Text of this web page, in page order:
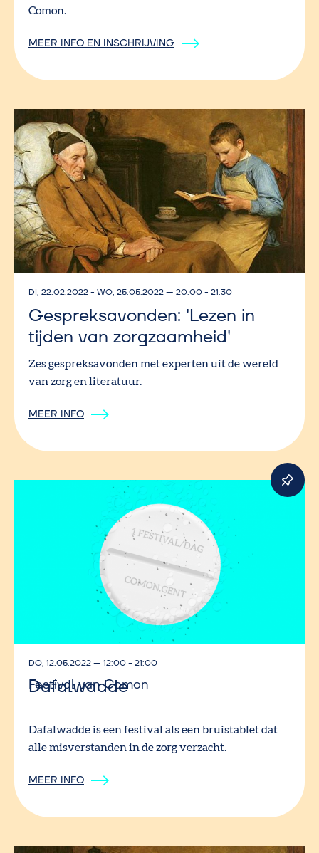
Comon.
MEER INFO EN INSCHRIJVING
DI, 22.02.2022- WO, 25.05.2022— 20:00 - 21:30
Gespreksavonden: 'Lezen in
tijden van zorgzaamheid'
Zes gespreksavonden met experten uit de wereld
van zorg en literatuur.
MEER INFO
DO, 12.05.2022— 12:00 - 21:00
Dafalwadde
Festival van Comon
Dafalwadde is een festival als een bruistablet dat
alle misverstanden in de zorg verzacht.
MEER INFO